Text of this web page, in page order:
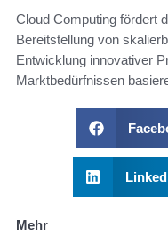
Cloud Computing fördert
Bereitstellung von
Entwicklung innovativer
Marktbedürfnissen
Mehr